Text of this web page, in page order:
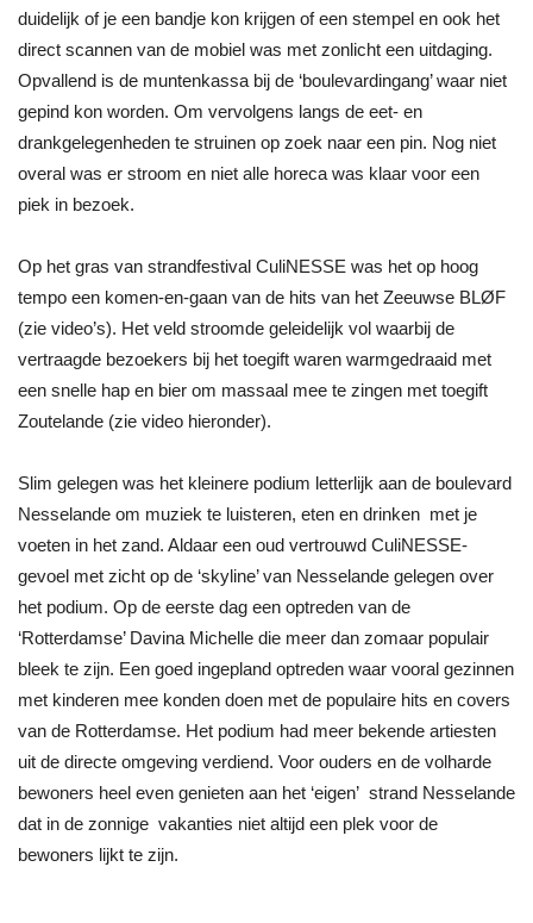
duidelijk of je een bandje kon krijgen of een stempel en ook het
direct scannen van de mobiel was met zonlicht een uitdaging.
Opvallend is de muntenkassa bij de ‘boulevardingang’ waar niet
gepind kon worden. Om vervolgens langs de eet- en
drankgelegenheden te struinen op zoek naar een pin. Nog niet
overal was er stroom en niet alle horeca was klaar voor een
piek in bezoek.
Op het gras van strandfestival CuliNESSE was het op hoog
tempo een komen-en-gaan van de hits van het Zeeuwse BLØF
(zie video’s). Het veld stroomde geleidelijk vol waarbij de
vertraagde bezoekers bij het toegift waren warmgedraaid met
een snelle hap en bier om massaal mee te zingen met toegift
Zoutelande (zie video hieronder).
Slim gelegen was het kleinere podium letterlijk aan de boulevard
Nesselande om muziek te luisteren, eten en drinken met je
voeten in het zand. Aldaar een oud vertrouwd CuliNESSE-
gevoel met zicht op de ‘skyline’ van Nesselande gelegen over
het podium. Op de eerste dag een optreden van de
‘Rotterdamse’ Davina Michelle die meer dan zomaar populair
bleek te zijn. Een goed ingepland optreden waar vooral gezinnen
met kinderen mee konden doen met de populaire hits en covers
van de Rotterdamse. Het podium had meer bekende artiesten
uit de directe omgeving verdiend. Voor ouders en de volharde
bewoners heel even genieten aan het ‘eigen’ strand Nesselande
dat in de zonnige vakanties niet altijd een plek voor de
bewoners lijkt te zijn.